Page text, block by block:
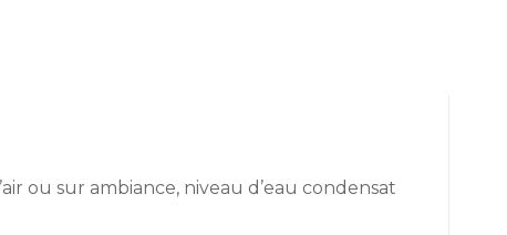
ou sur ambiance, niveau d’eau condensat